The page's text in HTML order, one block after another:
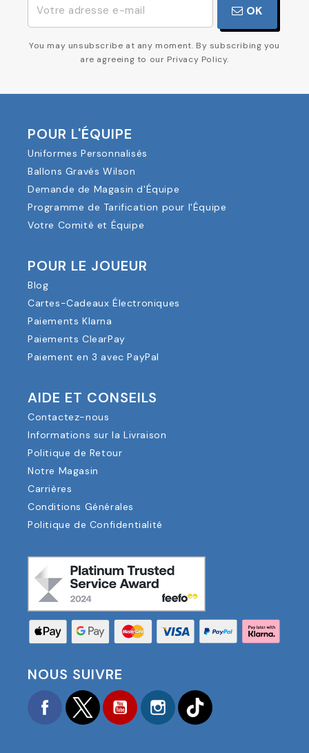
OK
You may unsubscribe at any moment. By subscribing you
are agreeing to our Privacy Policy.
POUR L'ÉQUIPE
Uniformes Personnalisés
Ballons Gravés Wilson
Demande de Magasin d'Équipe
Programme de Tarification pour l'Équipe
Votre Comité et Équipe
POUR LE JOUEUR
Blog
Cartes-Cadeaux Électroniques
Paiements Klarna
Paiements ClearPay
Paiement en 3 avec PayPal
AIDE ET CONSEILS
Contactez-nous
Informations sur la Livraison
Politique de Retour
Notre Magasin
Carrières
Conditions Générales
Politique de Confidentialité
NOUS SUIVRE
FacebookTwitter YouTubeInstagram